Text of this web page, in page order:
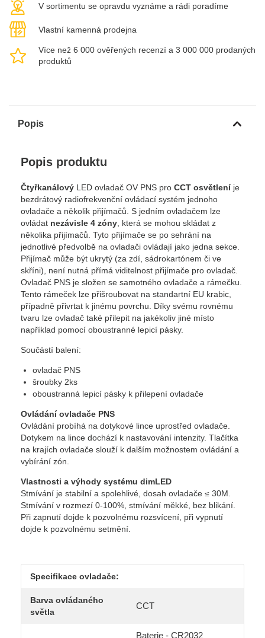
V sortimentu se opravdu vyznáme a rádi poradíme
Vlastní kamenná prodejna
Více než 6 000 ověřených recenzí a 3 000 000 prodaných
produktů
Popis
Popis produktu
Čtyřkanálový LED ovladač OV PNS pro CCT osvětleníje
bezdrátový radiofrekvenční ovládací systém jednoho
ovladače a několik přijímačů. S jedním ovladačem lze
ovládat nezávisle 4 zóny , která se mohou skládat z
několika přijímačů. Tyto přijímače se po sehrání na
jednotlivé předvolbě na ovladači ovládají jako jedna sekce.
Přijímač může být ukrytý (za zdí, sádrokartónem či ve
skříni), není nutná přímá viditelnost přijímače pro ovladač.
Ovladač PNS je složen se samotného ovladače a rámečku.
Tento rámeček lze přišroubovat na standartní EU krabic,
případně přivrtat k jinému povrchu. Díky svému rovnému
tvaru lze ovladač také přilepit na jakékoliv jiné místo
například pomocí oboustranné lepicí pásky.
Součástí balení:
ovladač PNS
šroubky 2ks
oboustranná lepicí pásky k přilepení ovladače
Ovládání ovladače PNS
Ovládání probíhá na dotykové lince uprostřed ovladače.
Dotykem na lince dochází k nastavování intenzity. Tlačítka
na krajích ovladače slouží k dalším možnostem ovládání a
vybírání zón.
Vlastnosti a výhody systému dimLED
Stmívání je stabilní a spolehlivé, dosah ovladače ≤ 30M.
Stmívání v rozmezí 0-100%, stmívání měkké, bez blikání.
Při zapnutí dojde k pozvolnému rozsvícení, při vypnutí
dojde k pozvolnému setmění.
Specifikace ovladače:
Barva ovládaného
světla
CCT
Baterie - CR2032